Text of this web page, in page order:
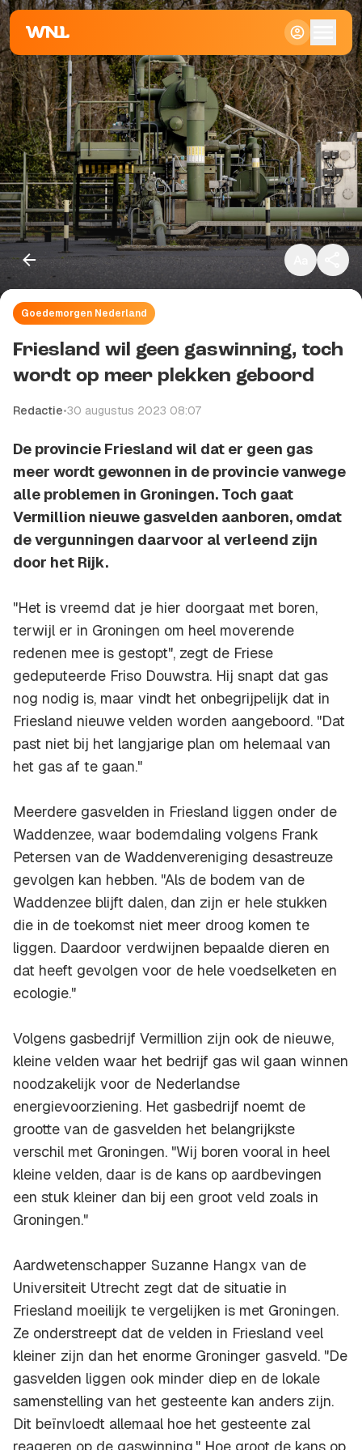
Klein
Standaard
Groot
Goedemorgen Nederland
Friesland wil geen gaswinning, toch
wordt op meer plekken geboord
Redactie•30 augustus 2023 08:07
De provincie Friesland wil dat er geen gas
meer wordt gewonnen in de provincie vanwege
alle problemen in Groningen. Toch gaat
Vermillion nieuwe gasvelden aanboren, omdat
de vergunningen daarvoor al verleend zijn
door het Rijk.
"Het is vreemd dat je hier doorgaat met boren,
terwijl er in Groningen om heel moverende
redenen mee is gestopt", zegt de Friese
gedeputeerde Friso Douwstra. Hij snapt dat gas
nog nodig is, maar vindt het onbegrijpelijk dat in
Friesland nieuwe velden worden aangeboord. "Dat
past niet bij het langjarige plan om helemaal van
het gas af te gaan."
Meerdere gasvelden in Friesland liggen onder de
Waddenzee, waar bodemdaling volgens Frank
Petersen van de Waddenvereniging desastreuze
gevolgen kan hebben. "Als de bodem van de
Waddenzee blijft dalen, dan zijn er hele stukken
die in de toekomst niet meer droog komen te
liggen. Daardoor verdwijnen bepaalde dieren en
dat heeft gevolgen voor de hele voedselketen en
ecologie."
Volgens gasbedrijf Vermillion zijn ook de nieuwe,
kleine velden waar het bedrijf gas wil gaan winnen
noodzakelijk voor de Nederlandse
energievoorziening. Het gasbedrijf noemt de
grootte van de gasvelden het belangrijkste
verschil met Groningen. "Wij boren vooral in heel
kleine velden, daar is de kans op aardbevingen
een stuk kleiner dan bij een groot veld zoals in
Groningen."
Aardwetenschapper Suzanne Hangx van de
Universiteit Utrecht zegt dat de situatie in
Friesland moeilijk te vergelijken is met Groningen.
Ze onderstreept dat de velden in Friesland veel
kleiner zijn dan het enorme Groninger gasveld. "De
gasvelden liggen ook minder diep en de lokale
samenstelling van het gesteente kan anders zijn.
Dit beïnvloedt allemaal hoe het gesteente zal